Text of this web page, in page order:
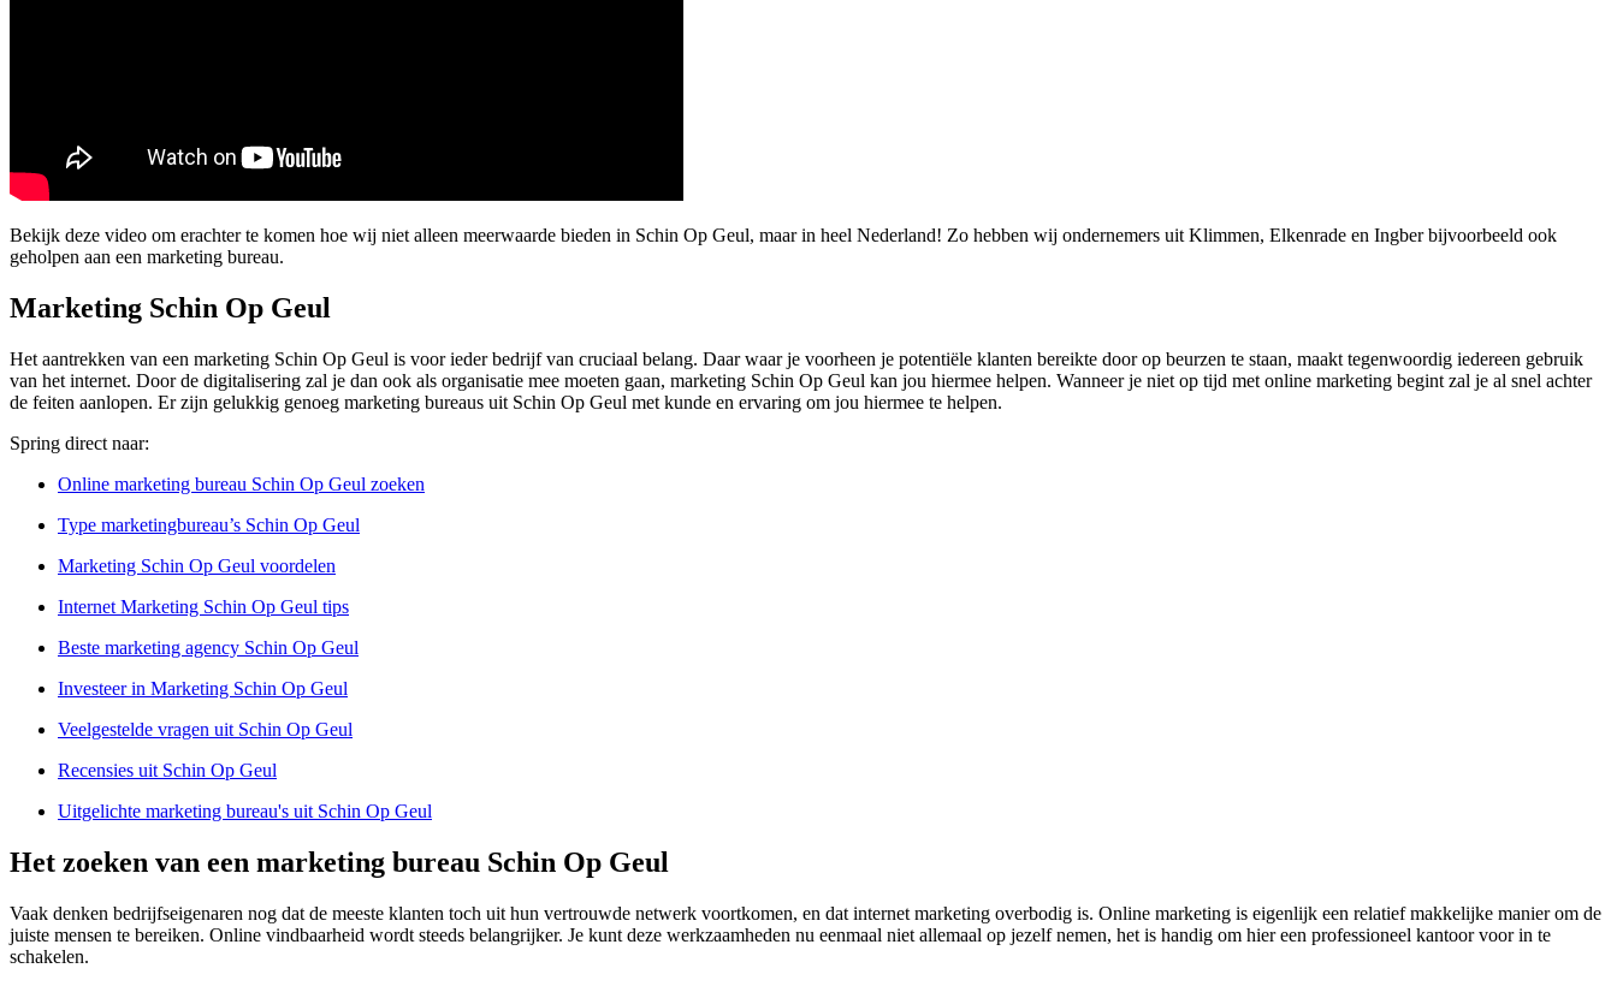
Bekijk deze video om erachter te komen hoe wij niet alleen meerwaarde bieden in Schin Op Geul, maar in heel Nederland! Zo hebben wij ondernemers uit Klimmen, Elkenrade en Ingber bijvoorbeeld ook
geholpen aan een marketing bureau.
Marketing Schin Op Geul
Het aantrekken van een marketing Schin Op Geul is voor ieder bedrijf van cruciaal belang. Daar waar je voorheen je potentiële klanten bereikte door op beurzen te staan, maakt tegenwoordig iedereen gebruik
van het internet. Door de digitalisering zal je dan ook als organisatie mee moeten gaan, marketing Schin Op Geul kan jou hiermee helpen. Wanneer je niet op tijd met online marketing begint zal je al snel achter
de feiten aanlopen. Er zijn gelukkig genoeg marketing bureaus uit Schin Op Geul met kunde en ervaring om jou hiermee te helpen.
Spring direct naar:
Online marketing bureau Schin Op Geul zoeken
Type marketingbureau’s Schin Op Geul
Marketing Schin Op Geul voordelen
Internet Marketing Schin Op Geul tips
Beste marketing agency Schin Op Geul
Investeer in Marketing Schin Op Geul
Veelgestelde vragen uit Schin Op Geul
Recensies uit Schin Op Geul
Uitgelichte marketing bureau's uit Schin Op Geul
Het zoeken van een marketing bureau Schin Op Geul
Vaak denken bedrijfseigenaren nog dat de meeste klanten toch uit hun vertrouwde netwerk voortkomen, en dat internet marketing overbodig is. Online marketing is eigenlijk een relatief makkelijke manier om de
juiste mensen te bereiken. Online vindbaarheid wordt steeds belangrijker. Je kunt deze werkzaamheden nu eenmaal niet allemaal op jezelf nemen, het is handig om hier een professioneel kantoor voor in te
schakelen.